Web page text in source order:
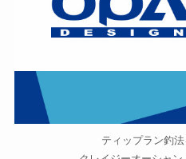
ティップラン釣法